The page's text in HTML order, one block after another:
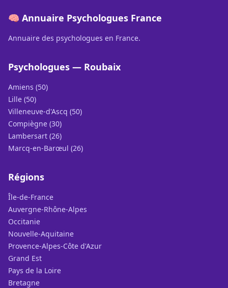
🧠 Annuaire Psychologues France
Annuaire des psychologues en France.
Psychologues — Roubaix
Amiens (50)
Lille (50)
Villeneuve-d'Ascq (50)
Compiègne (30)
Lambersart (26)
Marcq-en-Barœul (26)
Régions
Île-de-France
Auvergne-Rhône-Alpes
Occitanie
Nouvelle-Aquitaine
Provence-Alpes-Côte d'Azur
Grand Est
Pays de la Loire
Bretagne